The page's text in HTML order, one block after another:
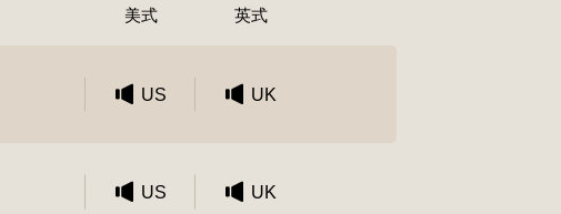
美式 英式
US UK
US UK